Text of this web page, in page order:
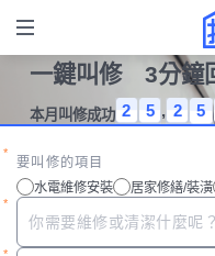
一鍵叫修 3分鐘
本月叫修成功 2 5 , 2 5
要叫修的項目
水電維修安裝
居家修繕/裝潢